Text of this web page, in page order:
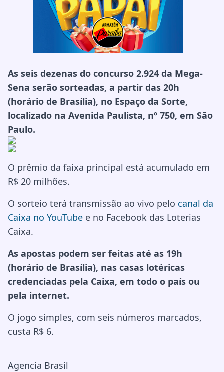
As seis dezenas do concurso 2.924 da Mega-
Sena serão sorteadas, a partir das 20h
(horário de Brasília), no Espaço da Sorte,
localizado na Avenida Paulista, nº 750, em São
Paulo.
O prêmio da faixa principal está acumulado em
R$ 20 milhões.
O sorteio terá transmissão ao vivo pelo canal da
Caixa no YouTube e no Facebook das Loterias
Caixa.
As apostas podem ser feitas até as 19h
(horário de Brasília), nas casas lotéricas
credenciadas pela Caixa, em todo o país ou
pela internet.
O jogo simples, com seis números marcados,
custa R$ 6.
Agencia Brasil